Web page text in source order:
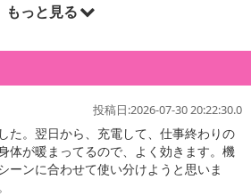
るめる。だから短時間の使用でもシェイ
く、美脚・ウエストケアなど様々な使い
イルアップができます。
もっと見る
投稿日:2026-07-30 20:22:30.0
た。翌日から、充電して、仕事終わりの
体が暖まってるので、よく効きます。機
ーンに合わせて使い分けようと思いま